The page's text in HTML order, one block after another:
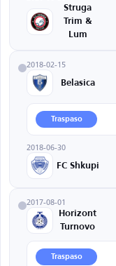
Struga
Trim &
Lum
2018-02-15
Belasica
Traspaso
2018-06-30
FC Shkupi
2017-08-01
Horizont
Turnovo
Traspaso